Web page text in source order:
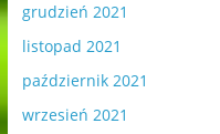
grudzień 2021
listopad 2021
październik 2021
wrzesień 2021